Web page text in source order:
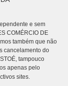
e sem
COMÉRCIO DE
também que não
cancelamento do
tampouco
apenas pelo
sites.